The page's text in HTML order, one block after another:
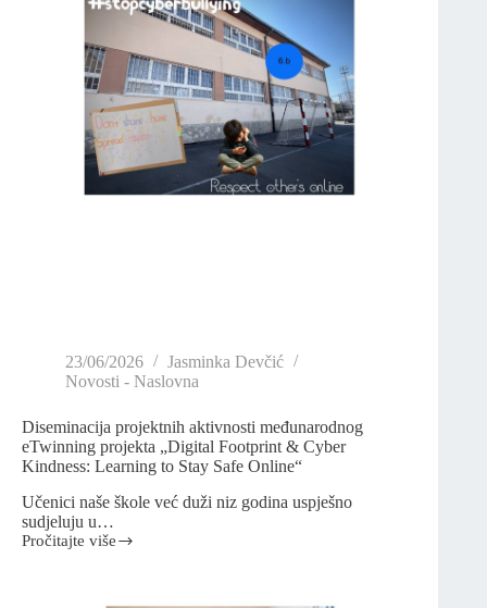
23/06/2026
Jasminka Devčić
Novosti - Naslovna
Diseminacija projektnih aktivnosti međunarodnog
eTwinning projekta „Digital Footprint & Cyber
Kindness: Learning to Stay Safe Online“
Učenici naše škole već duži niz godina uspješno
sudjeluju u…
Pročitajte više